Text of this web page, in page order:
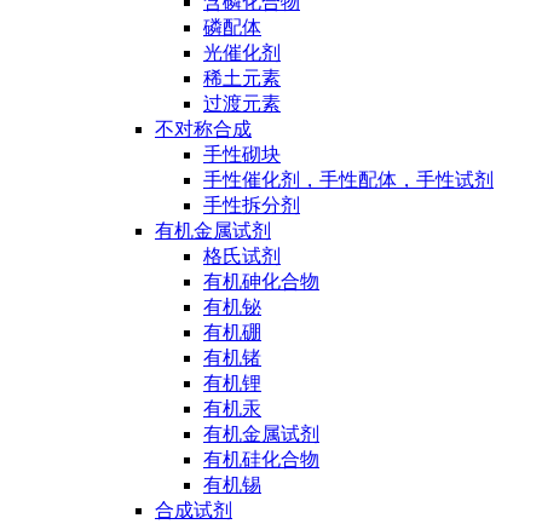
磷配体
光催化剂
稀土元素
过渡元素
不对称合成
手性砌块
手性催化剂，手性配体，手性试剂
手性拆分剂
有机金属试剂
格氏试剂
有机砷化合物
有机铋
有机硼
有机锗
有机锂
有机汞
有机金属试剂
有机硅化合物
有机锡
合成试剂